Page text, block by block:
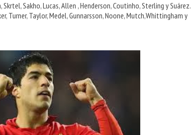
Sakho, Lucas, Allen , Henderson, Coutinho, Sterling y Suárez.
Turner, Taylor, Medel, Gunnarsson, Noone, Mutch,Whittingham y